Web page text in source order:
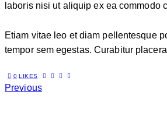
kasd
no
sea
est
labore
laboris nisi ut aliquip ex ea commodo
Etiam vitae leo et diam pellentesque
tempor sem egestas. Curabitur
0 LIKES
Previous